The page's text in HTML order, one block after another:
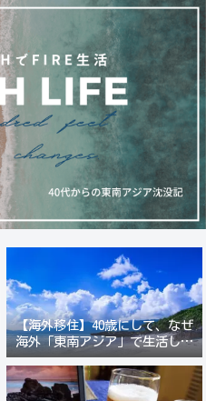
【海外移住】40歳にして、なぜ
海外「東南アジア」で生活しよ
うと思ったのか？